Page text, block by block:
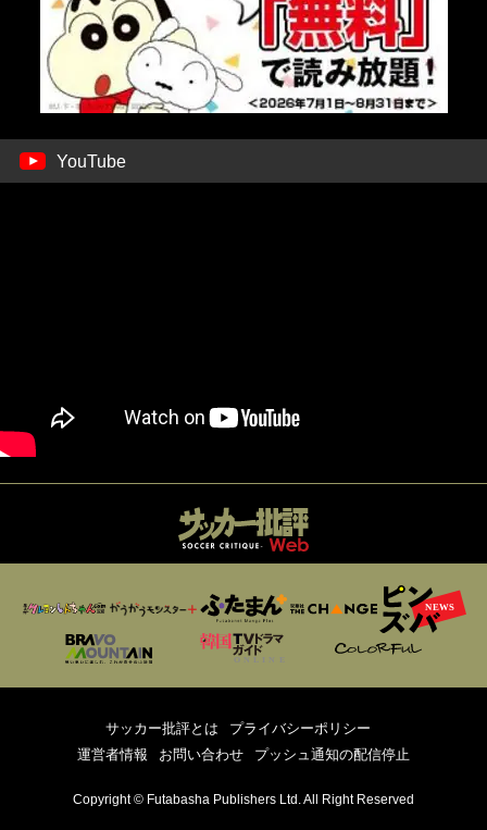
YouTube
サッカー批評とは
プライバシーポリシー
運営者情報
お問い合わせ プッシュ通知の配信停止
Copyright © Futabasha Publishers Ltd. All Right Reserved